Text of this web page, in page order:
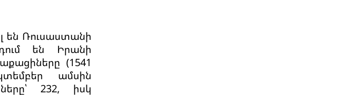
են Ռուսաստանի
են Իրանի
(1541
ամսին
232, իսկ